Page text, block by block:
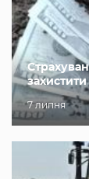
захистити
7 липня